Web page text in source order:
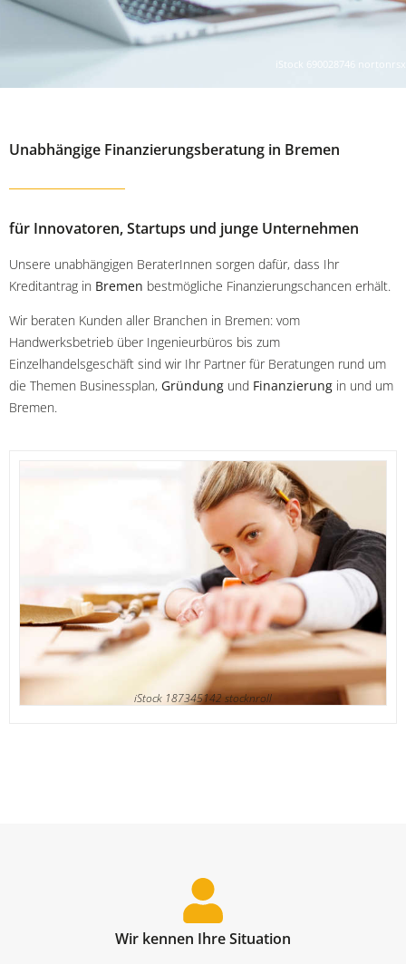
iStock 690028746 nortonrsx
Unabhängige Finanzierungsberatung in Bremen
für Innovatoren, Startups und junge Unternehmen
Unsere unabhängigen BeraterInnen sorgen dafür, dass Ihr
Kreditantrag in Bremen bestmögliche Finanzierungschancen erhält.
Wir beraten Kunden aller Branchen in Bremen: vom
Handwerksbetrieb über Ingenieurbüros bis zum
Einzelhandelsgeschäft sind wir Ihr Partner für Beratungen rund um
die Themen Businessplan, Gründung und Finanzierung in und um
Bremen.
iStock 187345142 stocknroll
Wir kennen Ihre Situation